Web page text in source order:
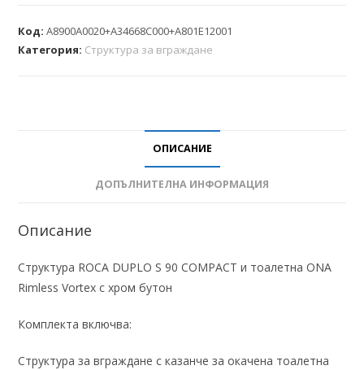
Код:A8900A0020+A34668C000+A801E12001
Категория: Структура за вграждане
ОПИСАНИЕ
ДОПЪЛНИТЕЛНА ИНФОРМАЦИЯ
Описание
Структура ROCA DUPLO S 90 COMPACT и тоалетна ONA
Rimless Vortex с хром бутон
Комплекта включва:
Структура за вграждане с казанче за окачена тоалетна